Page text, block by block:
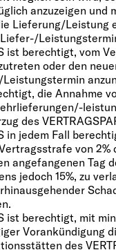
anzuzeigen und
Lieferung/Leistung
ist berechtigt, vom
oder den
die Annahme
des
in jedem Fall
von 2%
angefangenen Tag
jedoch 15%, zu
ist berechtigt, mit
Vorankündigung
des